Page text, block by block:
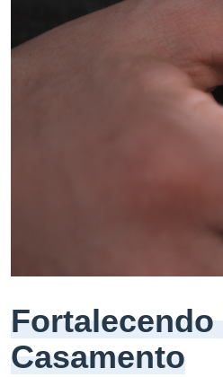
Fortalecendo
Casamento